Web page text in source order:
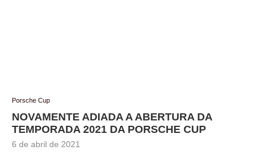
Porsche Cup
NOVAMENTE ADIADA A ABERTURA DA
TEMPORADA 2021 DA PORSCHE CUP
6 de abril de 2021